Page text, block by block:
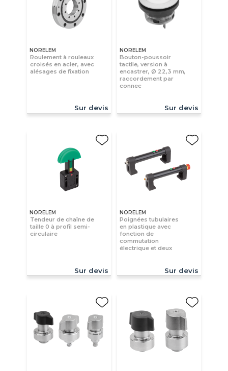
NORELEM
Roulement à rouleaux
croisés en acier, avec
alésages de fixation
Sur devis
NORELEM
Bouton-poussoir
tactile, version à
encastrer, Ø 22,3 mm,
raccordement par
connec
Sur devis
NORELEM
Tendeur de chaîne de
taille 0 à profil semi-
circulaire
Sur devis
NORELEM
Poignées tubulaires
en plastique avec
fonction de
commutation
électrique et deux
Sur devis